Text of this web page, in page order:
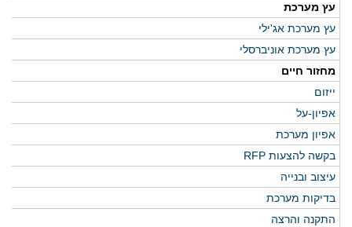
עץ מערכת
עץ מערכת אג'ילי
עץ מערכת אוניברסלי
מחזור חיים
ייזום
אפיון-על
אפיון מערכת
בקשה להצעות RFP
עיצוב ובנייה
בדיקות מערכת
התקנה והרצה